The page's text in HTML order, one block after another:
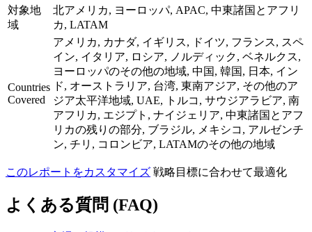
対象地
域
北アメリカ, ヨーロッパ, APAC, 中東諸国とアフリ
カ, LATAM
Countries
Covered
アメリカ, カナダ, イギリス, ドイツ, フランス, スペ
イン, イタリア, ロシア, ノルディック, ベネルクス,
ヨーロッパのその他の地域, 中国, 韓国, 日本, イン
ド, オーストラリア, 台湾, 東南アジア, その他のア
ジア太平洋地域, UAE, トルコ, サウジアラビア, 南
アフリカ, エジプト, ナイジェリア, 中東諸国とアフ
リカの残りの部分, ブラジル, メキシコ, アルゼンチ
ン, チリ, コロンビア, LATAMのその他の地域
このレポートをカスタマイズ 戦略目標に合わせて最適化
よくある質問 (FAQ)